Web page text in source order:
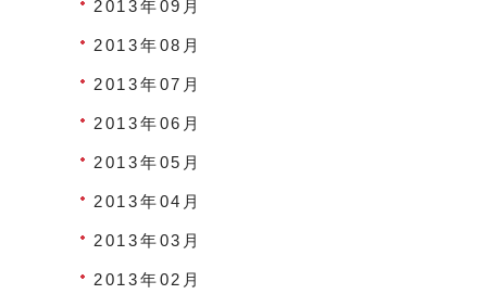
2013年09月
2013年08月
2013年07月
2013年06月
2013年05月
2013年04月
2013年03月
2013年02月